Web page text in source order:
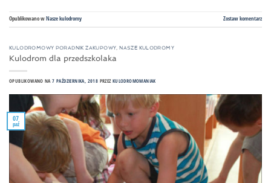
Opublikowano wNasze kulodromy Zostaw komentarz
KULODROMOWY PORADNIK ZAKUPOWY NASZE KULODROMY
Kulodrom dla przedszkolaka
OPUBLIKOWANO NA7 PAŹDZIERNIKA, 2018 PRZEZ KULODROMOMANIAK
07
paź